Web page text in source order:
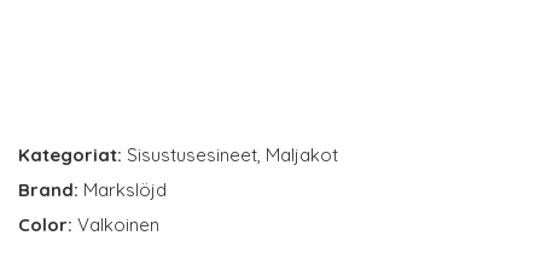
Kategoriat: Sisustusesineet, Maljakot
Brand: Markslöjd
Color: Valkoinen